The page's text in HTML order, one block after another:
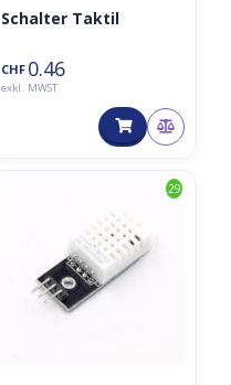
Schalter Taktil
CHF 0.46
exkl. MWST
29